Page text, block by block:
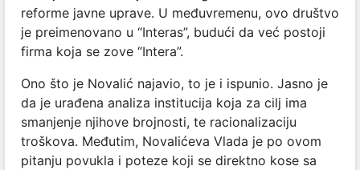
reforme javne uprave. U međuvremenu, ovo društvo
je preimenovano u “Interas”, budući da već postoji
firma koja se zove “Intera”.
Ono što je Novalić najavio, to je i ispunio. Jasno je
da je urađena analiza institucija koja za cilj ima
smanjenje njihove brojnosti, te racionalizaciju
troškova. Međutim, Novalićeva Vlada je po ovom
pitanju povukla i poteze koji se direktno kose sa